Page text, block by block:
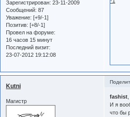
Зарегистрирован: 23-11-2009
Сообщений: 87
Уважение: [+9/-1]
Позитив: [+8/-1]
Провел на форуме:
16 часов 15 минут
Последний визит:
23-07-2012 19:12:08
Kutni
Магистр
fashist
И я
что бы